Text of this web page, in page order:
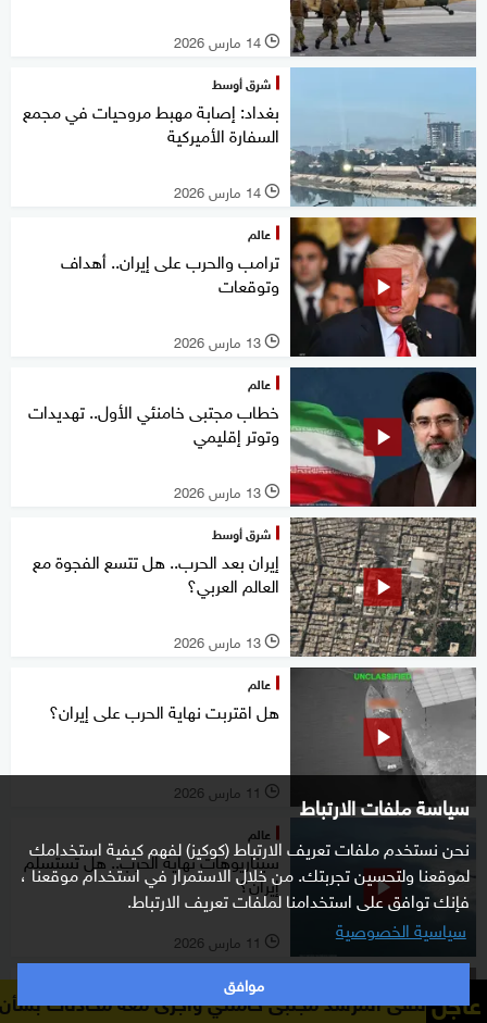
سياسة ملفات الارتباط
نحن نستخدم ملفات تعريف الارتباط (كوكيز) لفهم كيفية استخدامك
لموقعنا ولتحسين تجربتك. من خلال الاستمرار في استخدام موقعنا ،
فإنك توافق على استخدامنا لملفات تعريف الارتباط.
سياسية الخصوصية
موافق
l 14 مارس 2026
شرق أوسط
بغداد: إصابة مهبط مروحيات في مجمع
السفارة الأميركية
l 14 مارس 2026
عالم
ترامب والحرب على إيران.. أهداف
وتوقعات
l 13 مارس 2026
عالم
خطاب مجتبى خامنئي الأول.. تهديدات
وتوتر إقليمي
l 13 مارس 2026
شرق أوسط
إيران بعد الحرب.. هل تتسع الفجوة مع
العالم العربي؟
l 13 مارس 2026
عالم
هل اقتربت نهاية الحرب على إيران؟
l 11 مارس 2026
عالم
سيناريوهات نهاية الحرب.. هل تستسلم
إيران؟
l 11 مارس 2026
خاص عاجلمجتبى خامنئي وأجرى معه محادثات بشأن الأوضاع الراهنة